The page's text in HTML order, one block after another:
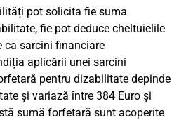
pot solicita fie suma
fie pot deduce cheltuielile
ca sarcini financiare
aplicării unei sarcini
pentru dizabilitate depinde
și variază între 384 Euro și
sumă forfetară sunt acoperite